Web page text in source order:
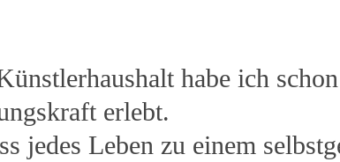
habe ich
erlebt.
jedes Leben zu einem